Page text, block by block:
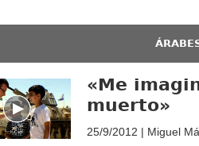
«Me
muerto»
25/9/2012 | Miguel